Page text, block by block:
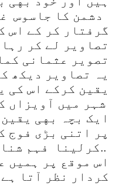
دشمن کا جاسوس
گرفتار کر کے اس
تصاویر لے کر
تصویر عثمانی
یہ تصاویر دیکھ
یقین کرکے اس کی
شہر میں آویزاں
ایک بچہ بهی
پر اتنی بڑی فوج
کرلینا
فہم
..
اس موقع پر ہمیں
کردار نظر آتا